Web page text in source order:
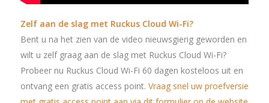
Zelf aan de slag met Ruckus Cloud Wi-Fi?
Bent u na het zien van de video nieuwsgierig geworden en
wilt u zelf graag aan de slag met Ruckus Cloud Wi-Fi?
Probeer nu Ruckus Cloud Wi-Fi 60 dagen kosteloos uit en
ontvang een gratis access point. Vraag snel uw proefversie